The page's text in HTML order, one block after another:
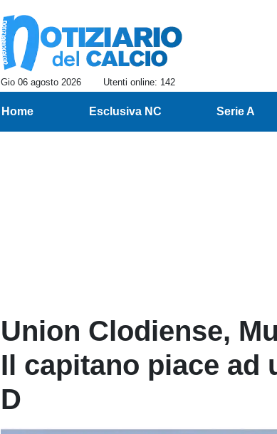
Gio 06 agosto 2026 Utenti online: 142
Home Esclusiva NC Serie A
Union Clodiense,
Il capitano piace ad
D